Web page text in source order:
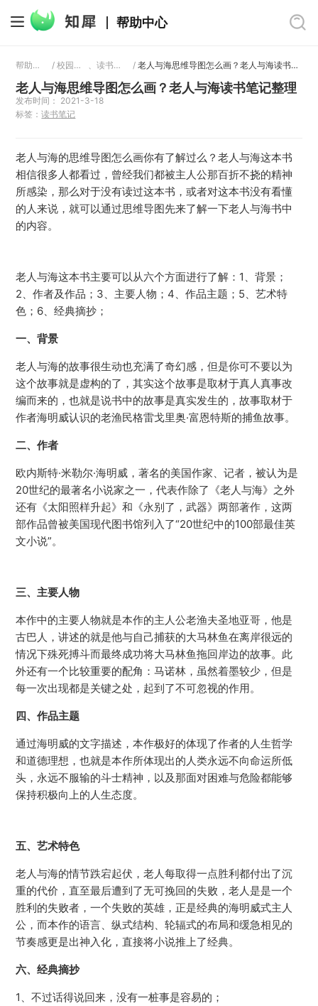
帮助中心
帮助中心 / 校园教育 、 读书笔记 / 老人与海思维导图怎么画？老人与海读书笔记整理
老人与海思维导图怎么画？老人与海读书笔记整理
发布时间： 2021-3-18
标签：读书笔记
老人与海的思维导图怎么画你有了解过么？老人与海这本书
相信很多人都看过，曾经我们都被主人公那百折不挠的精神
所感染，那么对于没有读过这本书，或者对这本书没有看懂
的人来说，就可以通过思维导图先来了解一下老人与海书中
的内容。
老人与海这本书主要可以从六个方面进行了解：1、背景；
2、作者及作品；3、主要人物；4、作品主题；5、艺术特
色；6、经典摘抄；
一、背景
老人与海的故事很生动也充满了奇幻感，但是你可不要以为
这个故事就是虚构的了，其实这个故事是取材于真人真事改
编而来的，也就是说书中的故事是真实发生的，故事取材于
作者海明威认识的老渔民格雷戈里奥·富恩特斯的捕鱼故事。
二、作者
欧内斯特·米勒尔·海明威，著名的美国作家、记者，被认为是
20世纪的最著名小说家之一，代表作除了《老人与海》之外
还有《太阳照样升起》和《永别了，武器》两部著作，这两
部作品曾被美国现代图书馆列入了“20世纪中的100部最佳英
文小说”。
三、主要人物
本作中的主要人物就是本作的主人公老渔夫圣地亚哥，他是
古巴人，讲述的就是他与自己捕获的大马林鱼在离岸很远的
情况下殊死搏斗而最终成功将大马林鱼拖回岸边的故事。此
外还有一个比较重要的配角：马诺林，虽然着墨较少，但是
每一次出现都是关键之处，起到了不可忽视的作用。
四、作品主题
通过海明威的文字描述，本作极好的体现了作者的人生哲学
和道德理想，也就是本作所体现出的人类永远不向命运所低
头，永远不服输的斗士精神，以及那面对困难与危险都能够
保持积极向上的人生态度。
五、艺术特色
老人与海的情节跌宕起伏，老人每取得一点胜利都付出了沉
重的代价，直至最后遭到了无可挽回的失败，老人是是一个
胜利的失败者，一个失败的英雄，正是经典的海明威式主人
公，而本作的语言、纵式结构、轮辐式的布局和缓急相见的
节奏感更是出神入化，直接将小说推上了经典。
六、经典摘抄
1、不过话得说回来，没有一桩事是容易的；